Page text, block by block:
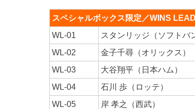
スペシャルボックス限定／WINS
WL-01
スタンリッジ（ソフトバ
WL-02
金子千尋（オリックス）
WL-03
大谷翔平（日本ハム）
WL-04
石川 歩（ロッテ）
WL-05
岸 孝之（西武）